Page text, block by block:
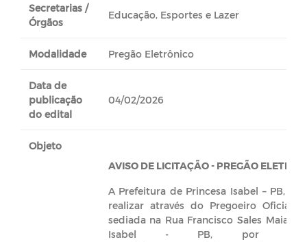
Secretarias /
Órgãos
Educação, Esportes e Lazer
Modalidade Pregão Eletrônico
Data de
publicação
do edital
04/02/2026
Objeto
AVISO DE LICITAÇÃO - PREGÃO
A Prefeitura de Princesa Isabel – PB,
realizar através do Pregoeiro Oficial
sediada na Rua Francisco Sales Maia,
Isabel - PB, por